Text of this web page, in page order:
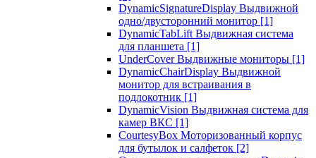
DynamicSignatureDisplay Выдвижной
одно/двусторонний монитор [1]
DynamicTabLift Выдвижная система
для планшета [1]
UnderCover Выдвижные мониторы [1]
DynamicChairDisplay Выдвижной
монитор для встраивания в
подлокотник [1]
DynamicVision Выдвижная система для
камер ВКС [1]
CourtesyBox Моторизованный корпус
для бутылок и салфеток [2]